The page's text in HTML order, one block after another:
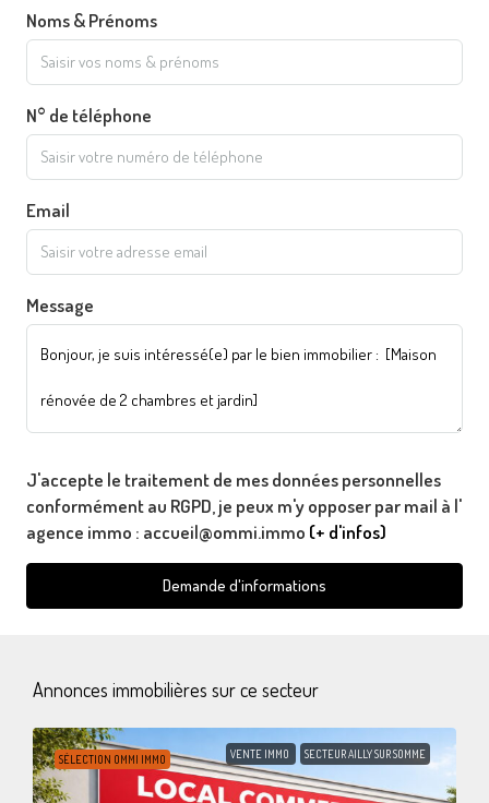
Noms & Prénoms
N° de téléphone
Email
Message
J'accepte le traitement de mes données personnelles
conformément au RGPD, je peux m'y opposer par mail à l'
agence immo : accueil@ommi.immo (+ d'infos)
Demande d'informations
Annonces immobilières sur ce secteur
SÉLECTION OMMI IMMO VENTE IMMO SECTEUR AILLY SUR SOMME